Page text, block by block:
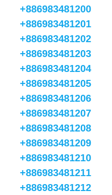
+886983481200
+886983481201
+886983481202
+886983481203
+886983481204
+886983481205
+886983481206
+886983481207
+886983481208
+886983481209
+886983481210
+886983481211
+886983481212